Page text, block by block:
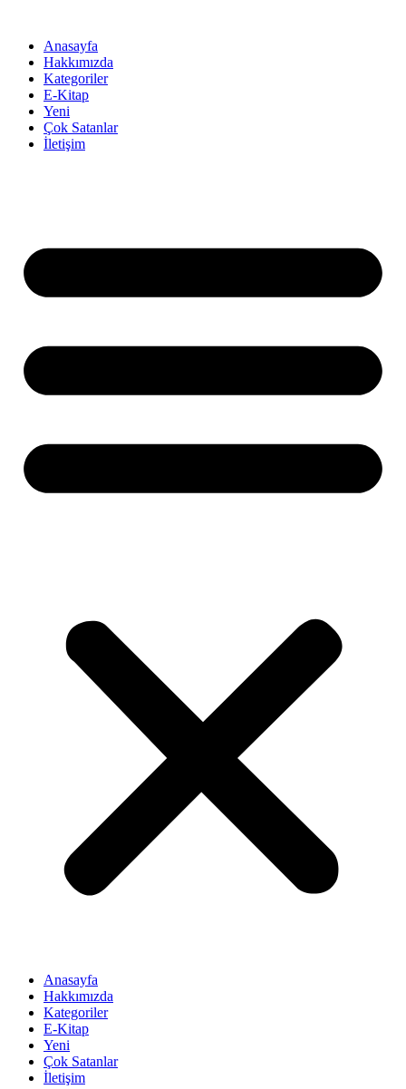
Anasayfa
Hakkımızda
Kategoriler
E-Kitap
Yeni
Çok Satanlar
İletişim
Anasayfa
Hakkımızda
Kategoriler
E-Kitap
Yeni
Çok Satanlar
İletişim